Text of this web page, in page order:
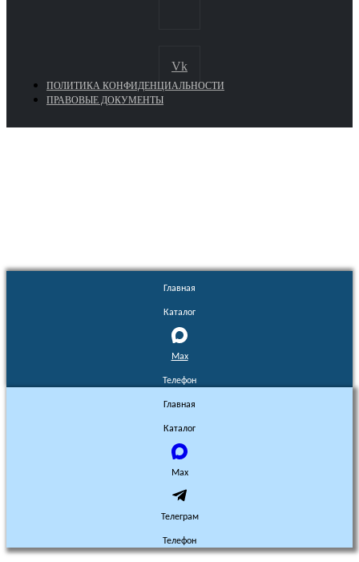
Vk
ПОЛИТИКА КОНФИДЕНЦИАЛЬНОСТИ
ПРАВОВЫЕ ДОКУМЕНТЫ
Главная
Каталог
Max
Телефон
Главная
Каталог
Max
Телеграм
Телефон